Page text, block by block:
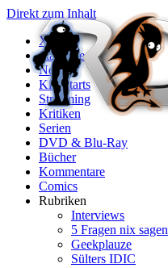
Direkt zum Inhalt
X
Startseite
News
Kinostarts
Streaming
Kritiken
Serien
DVD & Blu-Ray
Bücher
Kommentare
Comics
Rubriken
Interviews
5 Fragen nix sagen
Geekplauze
Sülters IDIC